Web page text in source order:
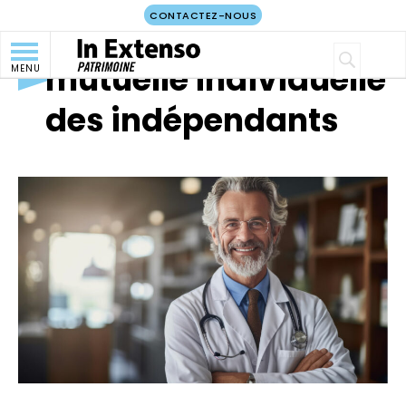
MENU
CONTACTEZ-NOUS
Prévoyance et
mutuelle individuelle
des indépendants